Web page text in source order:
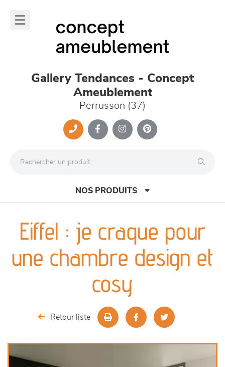
Gallery Tendances - Concept
Ameublement
Perrusson (37)
NOS PRODUITS
canapés et fauteuils
séjours
chambres et dressing
Eiffel : je craque pour
une chambre design et
cosy
Retour liste